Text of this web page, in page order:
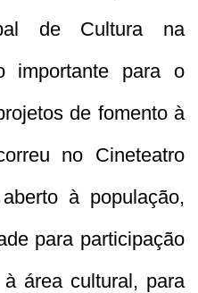
de Cultura na
importante para o
de fomento à
no Cineteatro
à população,
para participação
área cultural, para